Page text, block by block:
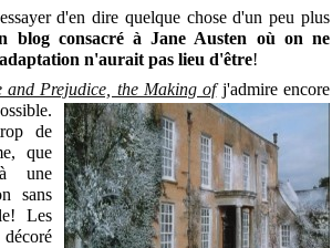
d'en dire quelque chose d'un peu plus
blog consacré à Jane Austen où on ne
n'aurait pas lieu d'être!
and Prejudice, the Making ofj'admire encore
de
que
une
sans
Les